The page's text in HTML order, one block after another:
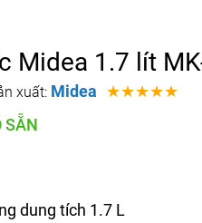
Midea 1.7 lít
xuất: Midea ★★★★★
SẴN
dung tích 1.7 L